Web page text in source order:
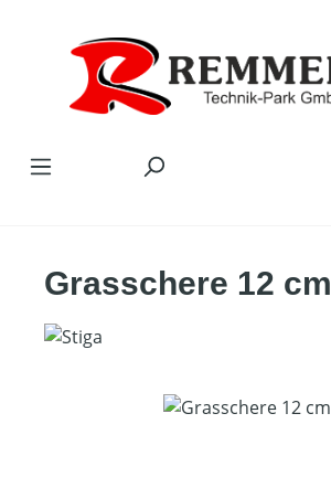
Grasschere 12 cm
Bildergalerie überspringen